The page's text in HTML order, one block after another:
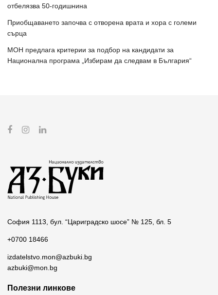
отбелязва 50-годишнина
Приобщаването започва с отворена врата и хора с големи
сърца
МОН предлага критерии за подбор на кандидати за
Национална програма „Избирам да следвам в България“
София 1113, бул. “Цариградско шосе” № 125, бл. 5
+0700 18466
izdatelstvo.mon@azbuki.bg
azbuki@mon.bg
Полезни линкове